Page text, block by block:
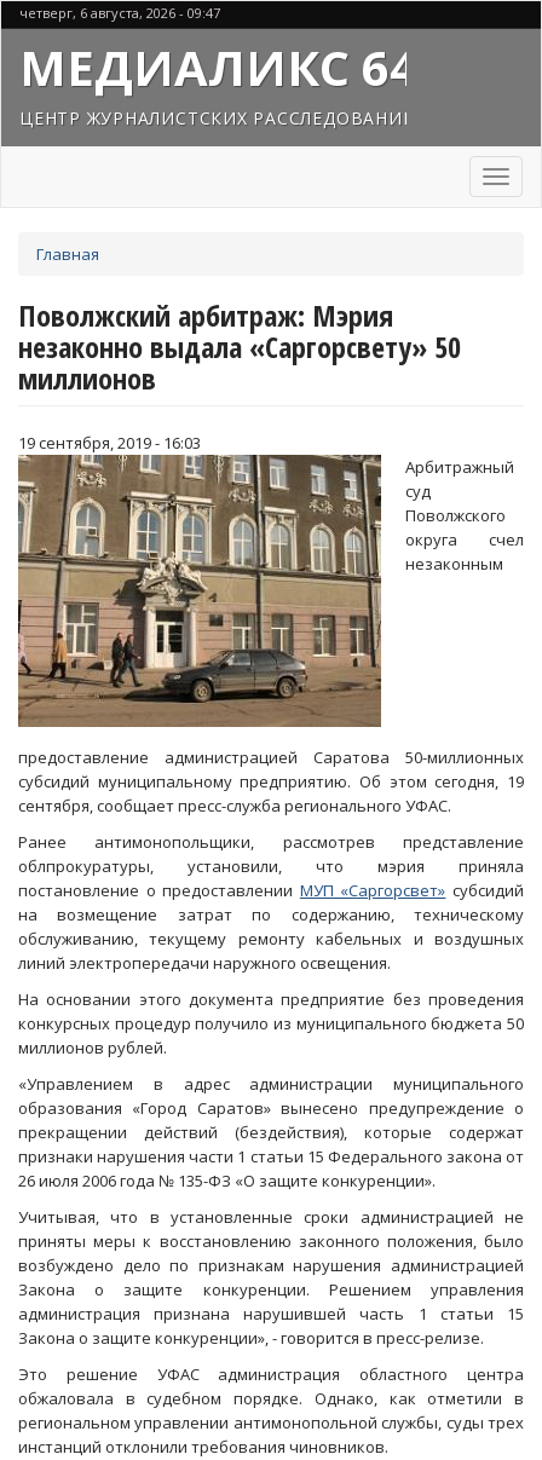
Перейти
к
основному
содержанию
четверг, 6 августа, 2026 - 09:47
МЕДИАЛИКС 64
ЦЕНТР ЖУРНАЛИСТСКИХ РАССЛЕДОВАНИЙ
Toggle
здесь
Главная
Поволжский арбитраж: Мэрия
незаконно выдала «Саргорсвету» 50
миллионов
19 сентября, 2019 - 16:03
Арбитражный
суд
Поволжского
округа счел
незаконным
предоставление администрацией Саратова 50-миллионных
субсидий муниципальному предприятию. Об этом сегодня, 19
сентября, сообщает пресс-служба регионального УФАС.
Ранее антимонопольщики, рассмотрев представление
облпрокуратуры, установили, что мэрия приняла
постановление о предоставлении МУП «Саргорсвет» субсидий
на возмещение затрат по содержанию, техническому
обслуживанию, текущему ремонту кабельных и воздушных
линий электропередачи наружного освещения.
На основании этого документа предприятие без проведения
конкурсных процедур получило из муниципального бюджета 50
миллионов рублей.
«Управлением в адрес администрации муниципального
образования «Город Саратов» вынесено предупреждение о
прекращении действий (бездействия), которые содержат
признаки нарушения части 1 статьи 15 Федерального закона от
26 июля 2006 года № 135-ФЗ «О защите конкуренции».
Учитывая, что в установленные сроки администрацией не
приняты меры к восстановлению законного положения, было
возбуждено дело по признакам нарушения администрацией
Закона о защите конкуренции. Решением управления
администрация признана нарушившей часть 1 статьи 15
Закона о защите конкуренции», - говорится в пресс-релизе.
Это решение УФАС администрация областного центра
обжаловала в судебном порядке. Однако, как отметили в
региональном управлении антимонопольной службы, суды трех
инстанций отклонили требования чиновников.